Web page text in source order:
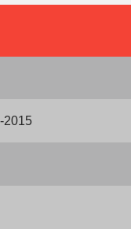
2015